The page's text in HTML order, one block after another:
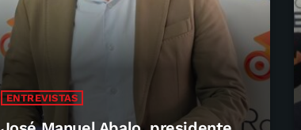
ENTREVISTAS